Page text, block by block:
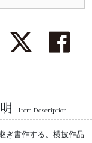
Item Description
ぎ書作する、横披作品